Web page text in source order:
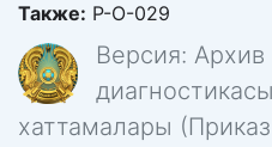
Также: Р-О-029
Версия:
хаттамалары